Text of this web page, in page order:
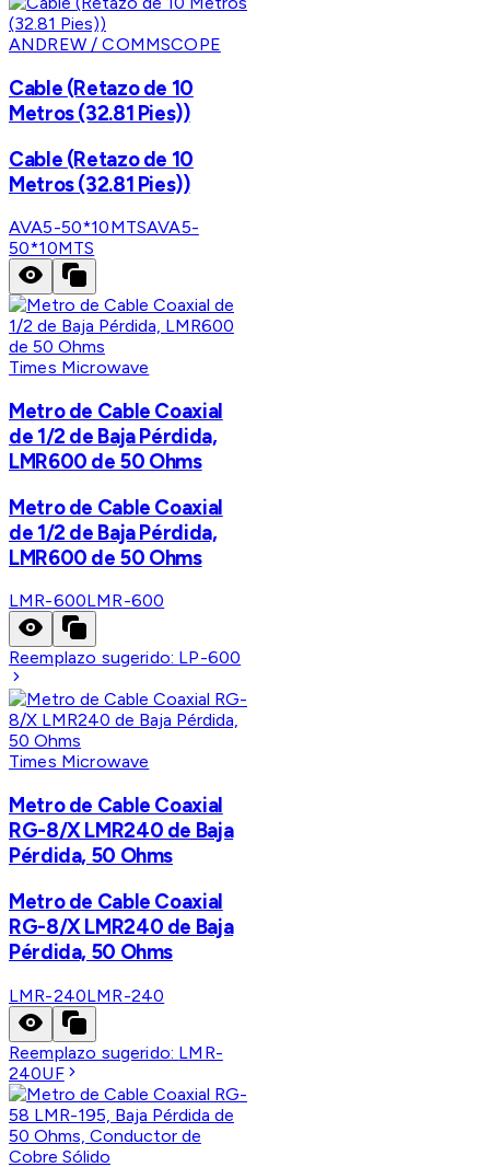
ANDREW / COMMSCOPE
Cable (Retazo de 10
Metros (32.81 Pies))
Cable (Retazo de 10
Metros (32.81 Pies))
AVA5-50*10MTSAVA5-
50*10MTS
Times Microwave
Metro de Cable Coaxial
de 1/2 de Baja Pérdida,
LMR600 de 50 Ohms
Metro de Cable Coaxial
de 1/2 de Baja Pérdida,
LMR600 de 50 Ohms
LMR-600LMR-600
Reemplazo sugerido: LP-600
Times Microwave
Metro de Cable Coaxial
RG-8/X LMR240 de Baja
Pérdida, 50 Ohms
Metro de Cable Coaxial
RG-8/X LMR240 de Baja
Pérdida, 50 Ohms
LMR-240LMR-240
Reemplazo sugerido: LMR-
240UF